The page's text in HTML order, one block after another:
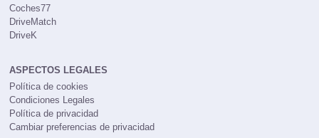
Coches77
DriveMatch
DriveK
ASPECTOS LEGALES
Política de cookies
Condiciones Legales
Política de privacidad
Cambiar preferencias de privacidad